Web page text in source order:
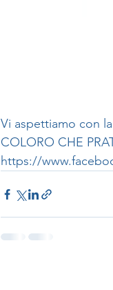
Vi aspettiamo con
COLORO CHE
https://